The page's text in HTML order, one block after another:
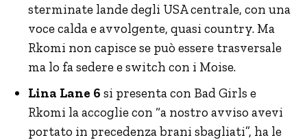
sterminate lande degli USA centrale, con una
voce calda e avvolgente, quasi country. Ma
Rkomi non capisce se può essere trasversale
ma lo fa sedere e switch con i Moise.
Lina Lane 6 si presenta con Bad Girls e
Rkomi la accoglie con “a nostro avviso avevi
portato in precedenza brani sbagliati”, ha le